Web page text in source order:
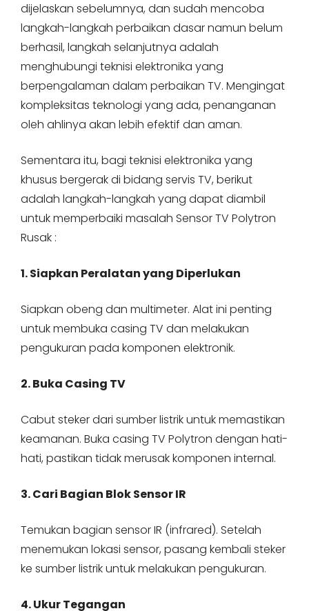
dijelaskan sebelumnya, dan sudah mencoba
langkah-langkah perbaikan dasar namun belum
berhasil, langkah selanjutnya adalah
menghubungi teknisi elektronika yang
berpengalaman dalam perbaikan TV. Mengingat
kompleksitas teknologi yang ada, penanganan
oleh ahlinya akan lebih efektif dan aman.
Sementara itu, bagi teknisi elektronika yang
khusus bergerak di bidang servis TV, berikut
adalah langkah-langkah yang dapat diambil
untuk memperbaiki masalah Sensor TV Polytron
Rusak :
1. Siapkan Peralatan yang Diperlukan
Siapkan obeng dan multimeter. Alat ini penting
untuk membuka casing TV dan melakukan
pengukuran pada komponen elektronik.
2. Buka Casing TV
Cabut steker dari sumber listrik untuk memastikan
keamanan. Buka casing TV Polytron dengan hati-
hati, pastikan tidak merusak komponen internal.
3. Cari Bagian Blok Sensor IR
Temukan bagian sensor IR (infrared). Setelah
menemukan lokasi sensor, pasang kembali steker
ke sumber listrik untuk melakukan pengukuran.
4. Ukur Tegangan